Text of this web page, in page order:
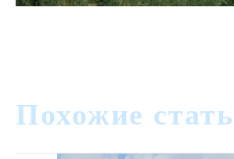
Похожие